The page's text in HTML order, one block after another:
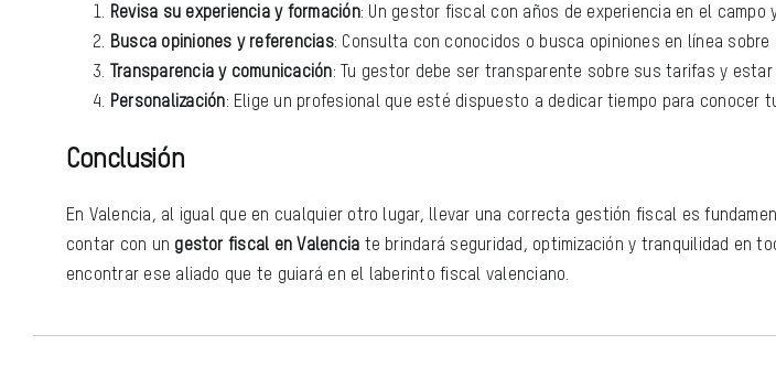
Revisa su experiencia y formación: Un gestor fiscal con años de experiencia en el
Busca opiniones y referencias: Consulta con conocidos o busca opiniones en línea
Transparencia y comunicación: Tu gestor debe ser transparente sobre sus tarifas y
Personalización: Elige un profesional que esté dispuesto a dedicar tiempo para conocer
Conclusión
En Valencia, al igual que en cualquier otro lugar, llevar una correcta gestión fiscal es
contar con un gestor fiscal en Valencia te brindará seguridad, optimización y tranquilidad en
encontrar ese aliado que te guiará en el laberinto fiscal valenciano.